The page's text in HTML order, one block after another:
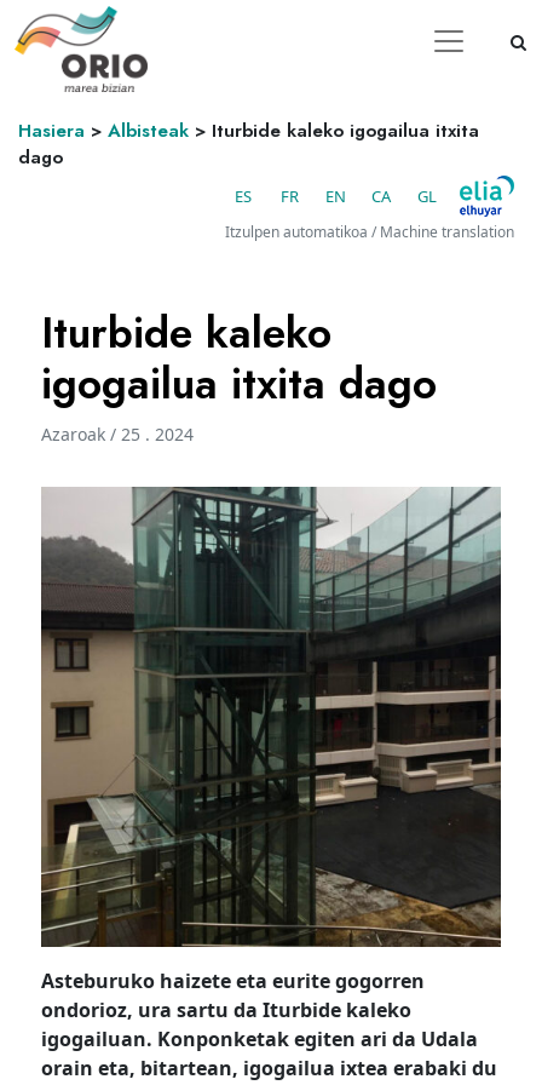
Hasiera > Albisteak > Iturbide kaleko igogailua itxita
dago
ES FR EN CA GL
Itzulpen automatikoa / Machine translation
Iturbide kaleko
igogailua itxita dago
Azaroak / 25 . 2024
Asteburuko haizete eta eurite gogorren
ondorioz, ura sartu da Iturbide kaleko
igogailuan. Konponketak egiten ari da Udala
orain eta, bitartean, igogailua ixtea erabaki du